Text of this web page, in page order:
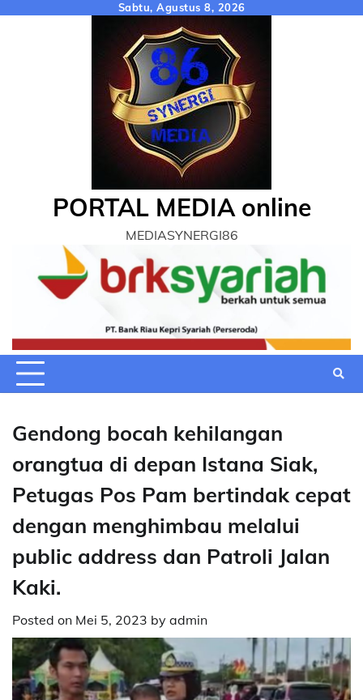
Sabtu, Agustus 8, 2026
PORTAL MEDIA online
MEDIASYNERGI86
Gendong bocah kehilangan
orangtua di depan Istana Siak,
Petugas Pos Pam bertindak cepat
dengan menghimbau melalui
public address dan Patroli Jalan
Kaki.
Posted on Mei 5, 2023 by admin